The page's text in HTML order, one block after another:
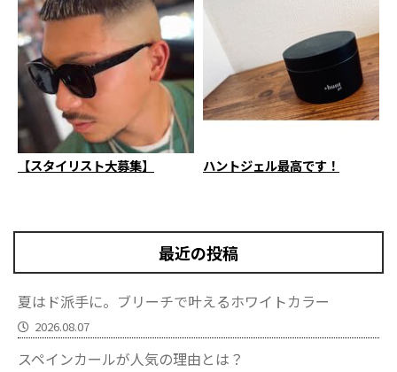
【スタイリスト大募集】 ハントジェル最高です！
最近の投稿
夏はド派手に。ブリーチで叶えるホワイトカラー
2026.08.07
スペインカールが人気の理由とは？